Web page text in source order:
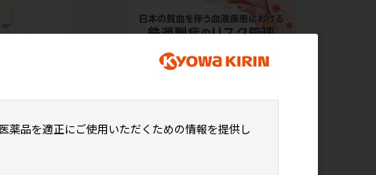
る鉄過剰症のリスク管理
薬品を適正にご使用いただくための情報を提供し